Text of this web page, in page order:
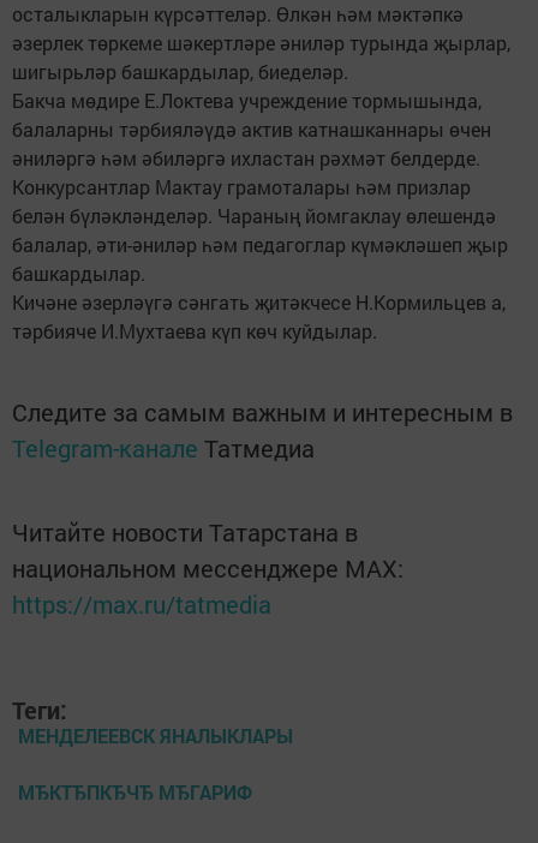
осталыкларын күрсәттеләр. Өлкән һәм мәктәпкә
әзерлек төркеме шәкертләре әниләр турында җырлар,
шигырьләр башкардылар, биеделәр.
Бакча мөдире Е.Локтева учреждение тормышында,
балаларны тәрбияләүдә актив катнашканнары өчен
әниләргә һәм әбиләргә ихластан рәхмәт белдерде.
Конкурсантлар Мактау грамоталары һәм призлар
белән бүләкләнделәр. Чараның йомгаклау өлешендә
балалар, әти-әниләр һәм педагоглар күмәкләшеп җыр
башкардылар.
Кичәне әзерләүгә сәнгать җитәкчесе Н.Кормильцев а,
тәрбияче И.Мухтаева күп көч куйдылар.
Следите за самым важным и интересным в
Telegram-канале Татмедиа
Читайте новости Татарстана в
национальном мессенджере MАХ:
https://max.ru/tatmedia
Теги:
МЕНДЕЛЕЕВСК ЯНАЛЫКЛАРЫ
МЂКТЂПКЂЧЂ МЂГАРИФ